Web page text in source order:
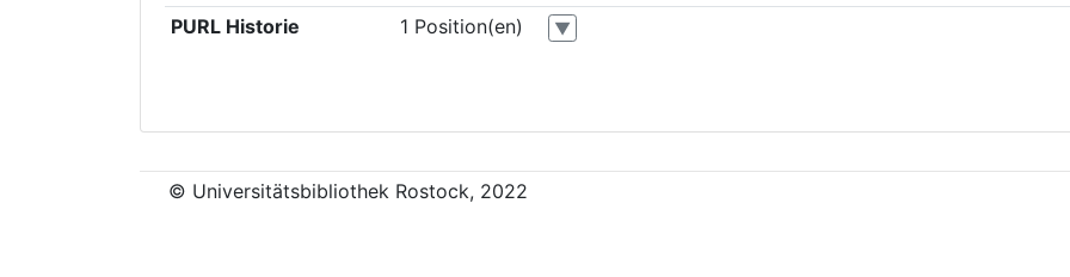
PURL Historie
1 Position(en) ▼
© Universitätsbibliothek Rostock, 2022